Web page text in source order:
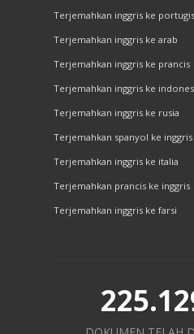
Terjemahkan inggris ke portugis
Terjemahkan inggris ke arab
Terjemahkan inggris ke prancis
Terjemahkan inggris ke
Terjemahkan inggris ke rusia
Terjemahkan spanyol ke inggris
Terjemahkan inggris ke italia
Terjemahkan prancis ke inggris
Terjemahkan inggris ke farsi